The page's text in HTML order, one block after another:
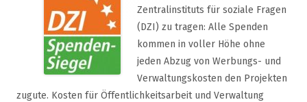
Zentralinstituts für soziale Fragen
(DZI) zu tragen: Alle Spenden
kommen in voller Höhe ohne
jeden Abzug von Werbungs- und
Verwaltungskosten den Projekten
zugute. Kosten für Öffentlichkeitsarbeit und Verwaltung